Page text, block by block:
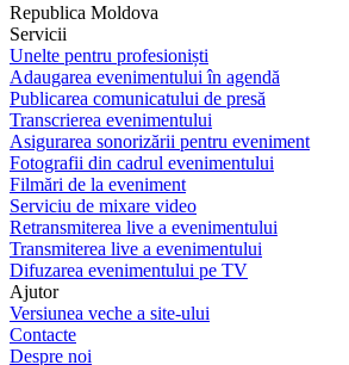
Republica Moldova
Servicii
Unelte pentru profesioniști
Adaugarea evenimentului în agendă
Publicarea comunicatului de presă
Transcrierea evenimentului
Asigurarea sonorizării pentru eveniment
Fotografii din cadrul evenimentului
Filmări de la eveniment
Serviciu de mixare video
Retransmiterea live a evenimentului
Transmiterea live a evenimentului
Difuzarea evenimentului pe TV
Ajutor
Versiunea veche a site-ului
Contacte
Despre noi